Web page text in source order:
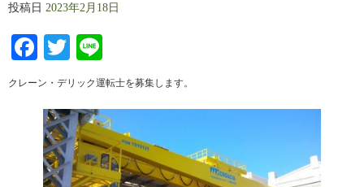
投稿日 2023年2月18日
Facebook
Twitter
クレーン・デリック運転士を募集します。